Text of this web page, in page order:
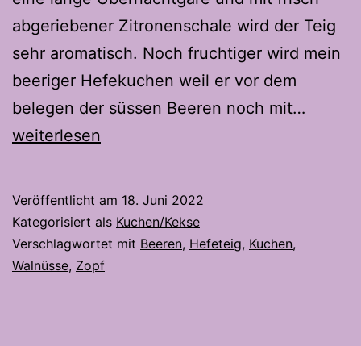
abgeriebener Zitronenschale wird der Teig
sehr aromatisch. Noch fruchtiger wird mein
beeriger Hefekuchen weil er vor dem
belegen der süssen Beeren noch mit…
weiterlesen
Veröffentlicht am 18. Juni 2022
Kategorisiert als Kuchen/Kekse
Verschlagwortet mit Beeren, Hefeteig, Kuchen,
Walnüsse, Zopf